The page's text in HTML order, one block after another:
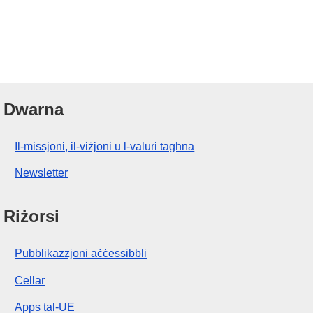
Dwarna
Il-missjoni, il-viżjoni u l-valuri tagħna
Newsletter
Riżorsi
Pubblikazzjoni aċċessibbli
Cellar
Apps tal-UE